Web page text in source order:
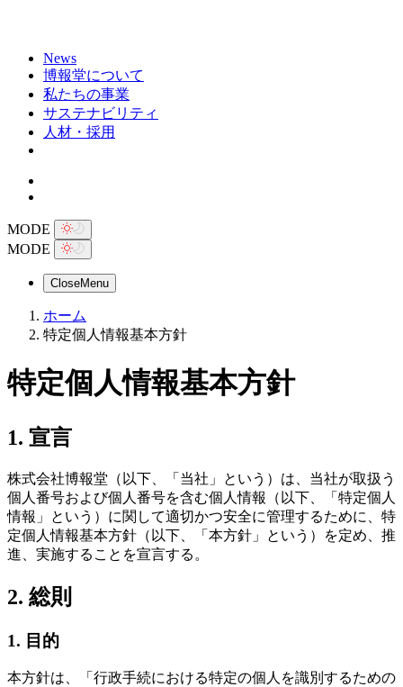
News
博報堂について
私たちの事業
サステナビリティ
人材・採用
MODE
MODE
CloseMenu
ホーム
特定個人情報基本方針
特定個人情報基本方針
1. 宣言
株式会社博報堂（以下、「当社」という）は、当社が取扱う
個人番号および個人番号を含む個人情報（以下、「特定個人
情報」という）に関して適切かつ安全に管理するために、特
定個人情報基本方針（以下、「本方針」という）を定め、推
進、実施することを宣言する。
2. 総則
1. 目的
本方針は、「行政手続における特定の個人を識別するための